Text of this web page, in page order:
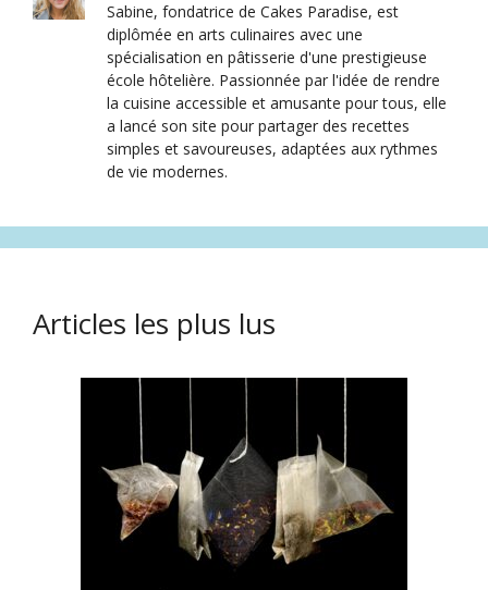
Sabine, fondatrice de Cakes Paradise, est
diplômée en arts culinaires avec une
spécialisation en pâtisserie d'une prestigieuse
école hôtelière. Passionnée par l'idée de rendre
la cuisine accessible et amusante pour tous, elle
a lancé son site pour partager des recettes
simples et savoureuses, adaptées aux rythmes
de vie modernes.
Articles les plus lus